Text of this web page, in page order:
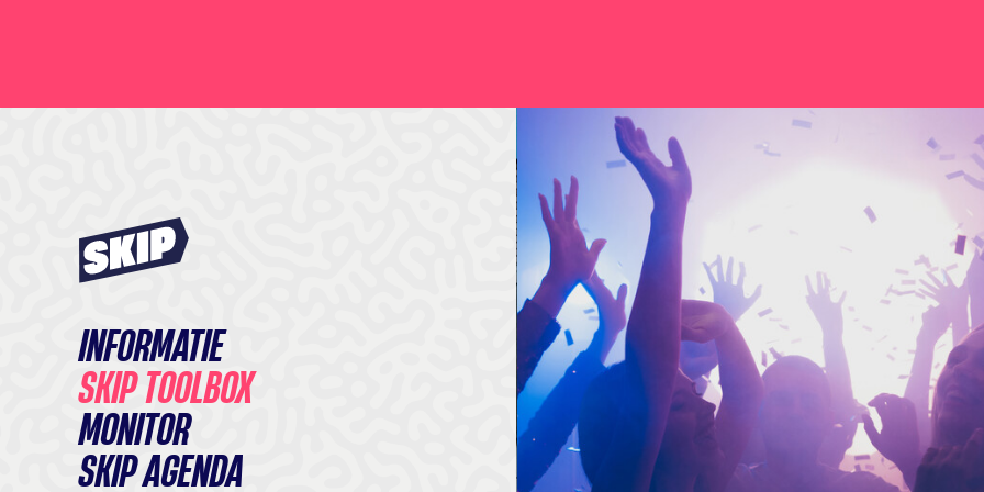
INFORMATIE
SKIP TOOLBOX
MONITOR
SKIP AGENDA